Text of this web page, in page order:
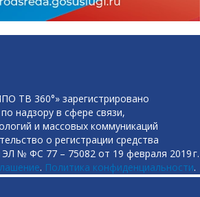
ТВ 360°» зарегистрировано
надзору в сфере связи,
и массовых коммуникаций
о регистрации средства
№ ФС 77 – 75082 от 19 февраля 2019 г.
. Политика конфиденциальности.